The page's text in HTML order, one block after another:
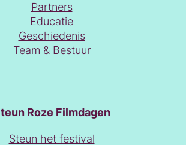
Partners
Educatie
Geschiedenis
Team & Bestuur
Roze Filmdagen
Steun het festival